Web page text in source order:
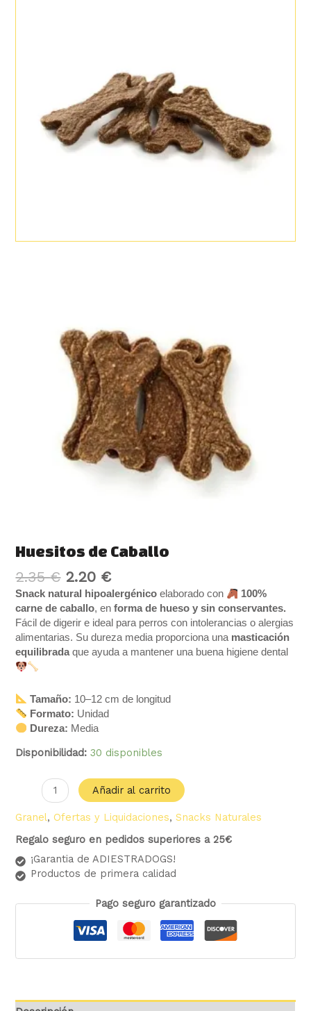
Huesitos de Caballo
2.35€ 2.20 €
Snack natural hipoalergénico elaborado con
100%
carne de caballo, enforma de hueso y sin conservantes.
Fácil de digerir e ideal para perros con intolerancias o alergias
alimentarias. Su dureza media proporciona una masticación
equilibrada que ayuda a mantener una buena higiene dental
Tamaño: 10–12 cm de longitud
Formato: Unidad
Dureza: Media
Disponibilidad: 30 disponibles
Añadir al carrito
Granel, Ofertas y Liquidaciones,Snacks Naturales
Regalo seguro en pedidos superiores a 25€
¡Garantia de ADIESTRADOGS!
Productos de primera calidad
Pago seguro garantizado